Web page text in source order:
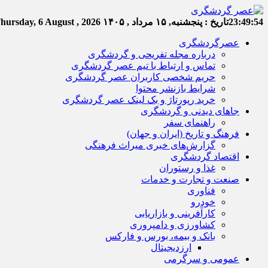
23:49:55تاریخ : پنجشنبه, ۱۵ مرداد , ۱۴۰۵ 6 August , 2026
عصرگردشگری
درباره مجله تفریحی و گردشگری
تماس و ارتباط با تیم عصر گردشگری
حریم شخصی کاربران عصر گردشگری
شرایط بازنشر محتوا
خرید رپورتاژ و بک لینک عصر گردشگری
جاهای دیدنی و گردشگری
راهنمای سفر
فرهنگ و تاریخ (ایران و جهان)
گزارش‌های خبری میراث فرهنگی
اقتصاد گردشگری
غذا و رستوران
صنعت و تجارت و خدمات
فناوری
خودرو
کارآفرینی و بازاریابی
کشاورزی و دامپروری
بانک و بیمه، بورس و فارکس
ارزدیجیتال
عمومی و سرگرمی